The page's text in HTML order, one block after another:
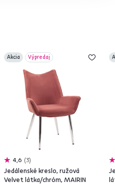
Akcia Výpredaj
4,6 3
Jedálenské kreslo, ružová
Velvet látka/chróm, MAIRIN